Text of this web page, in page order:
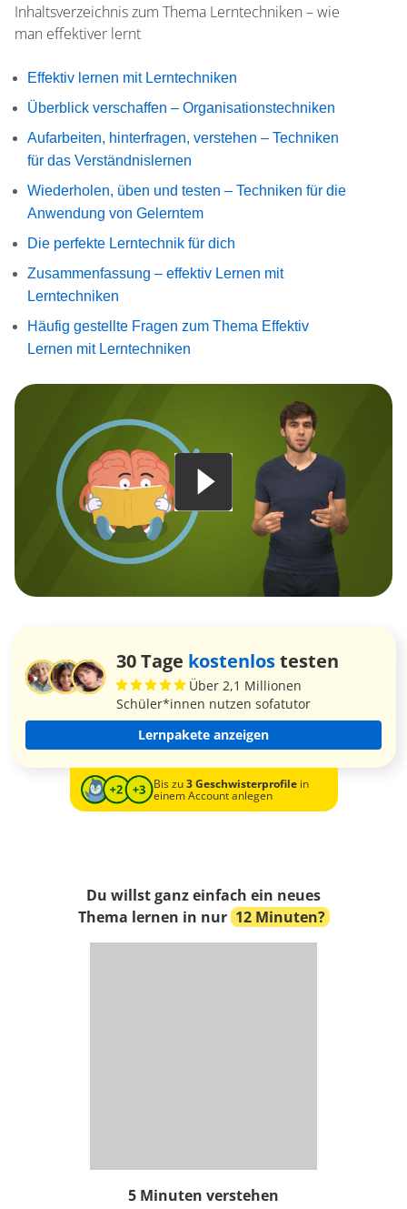
Inhaltsverzeichnis zum Thema Lerntechniken – wie
man effektiver lernt
Effektiv lernen mit Lerntechniken
Überblick verschaffen – Organisationstechniken
Aufarbeiten, hinterfragen, verstehen – Techniken
für das Verständnislernen
Wiederholen, üben und testen – Techniken für die
Anwendung von Gelerntem
Die perfekte Lerntechnik für dich
Zusammenfassung – effektiv Lernen mit
Lerntechniken
Häufig gestellte Fragen zum Thema Effektiv
Lernen mit Lerntechniken
30 Tage kostenlostesten
Über 2,1 Millionen
Schüler*innen nutzen sofatutor
Lernpakete anzeigen
Bis zu3 Geschwisterprofilein
einem Account anlegen
Du willst ganz einfach ein neues
Thema lernen in nur 12 Minuten?
5 Minuten verstehen